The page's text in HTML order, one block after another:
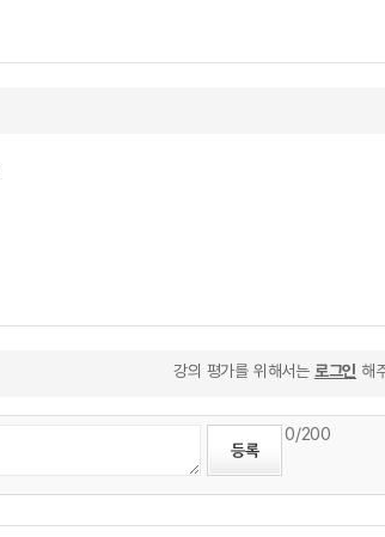
강의 평가를 위해서는 로그인 해
0/200